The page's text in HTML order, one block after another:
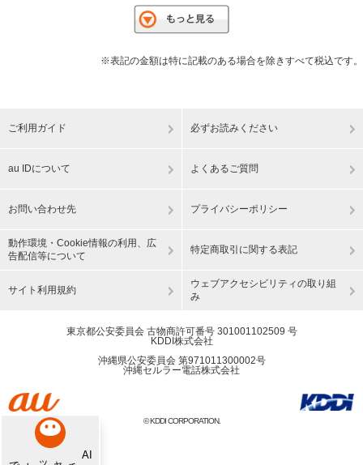
※表記の金額は特に記載のある場合を除きすべて税込です。
ご利用ガイド 必ずお読みください
au IDについて よくあるご質問
お問い合わせ先 プライバシーポリシー
動作環境・Cookie情報の利用、広
告配信等について
特定商取引に関する表記
サイト利用規約
ウェブアクセシビリティの取り組
み
東京都公安委員会 古物商許可番号 301001102509 号
KDDI株式会社
沖縄県公安委員会 第971011300002号
沖縄セルラー電話株式会社
© KDDI CORPORATION.